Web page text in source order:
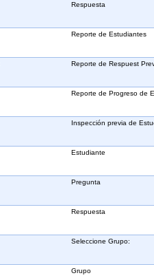
Respuesta
Reporte de Estudiantes
Reporte de Respuest
Reporte de Progreso de
Inspección previa de
Estudiante
Pregunta
Respuesta
Seleccione Grupo:
Grupo